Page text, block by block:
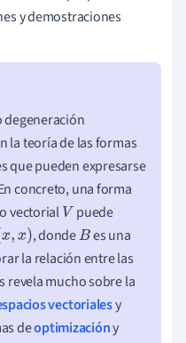
y demostraciones
degeneración
la teoría de las formas
que pueden expresarse
concreto, una forma
vectorial V puede
, dondeB es una
la relación entre las
revela mucho sobre la
vectorialesy
deoptimizacióny